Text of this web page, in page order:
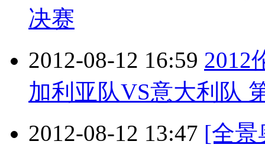
决赛
2012-08-12 16:59 2012
加利亚队VS意大利队
2012-08-12 13:47 [全景